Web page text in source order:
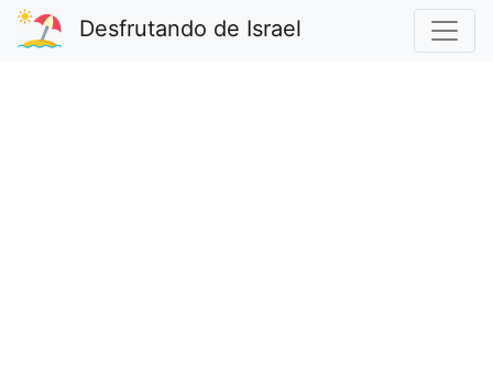
Desfrutando de Israel